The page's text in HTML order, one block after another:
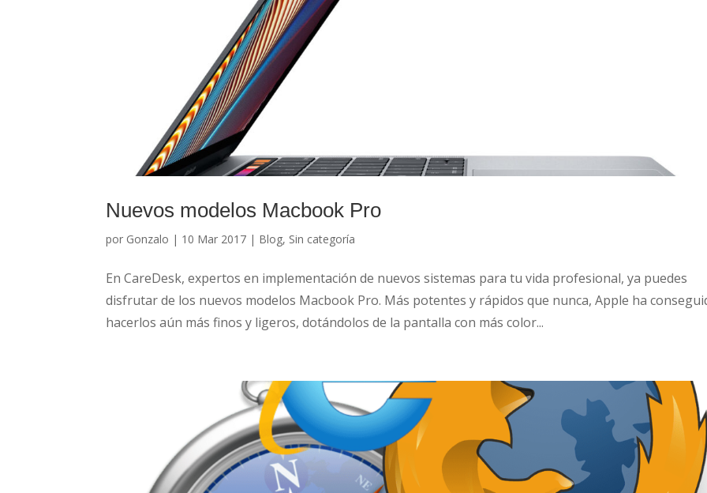
Nuevos modelos Macbook Pro
por Gonzalo | 10 Mar 2017 | Blog, Sin categoría
En CareDesk, expertos en implementación de nuevos sistemas para tu vida profesional, ya puedes
disfrutar de los nuevos modelos Macbook Pro. Más potentes y rápidos que nunca, Apple ha
hacerlos aún más finos y ligeros, dotándolos de la pantalla con más color...